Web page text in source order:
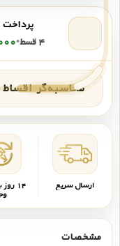
پرداخت
۴ قسط
•
محاسبه‌گر
ارسال سریع ۱۴
مشخصات